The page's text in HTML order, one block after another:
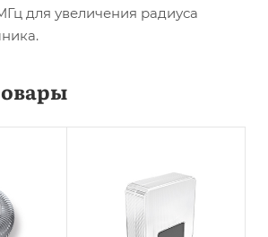
для увеличения радиуса